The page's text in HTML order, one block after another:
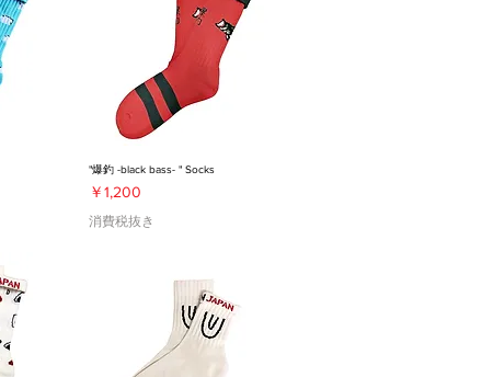
"爆釣 -black bass- " Socks
価格
￥1,200
消費税抜き